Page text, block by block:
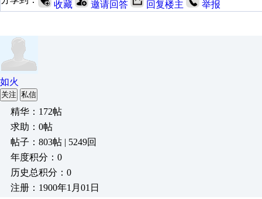
收藏 邀请回答 回复楼主 举报
如火
关注 私信
精华：172帖
求助：0帖
帖子：803帖 | 5249回
年度积分：0
历史总积分：0
注册：1900年1月01日